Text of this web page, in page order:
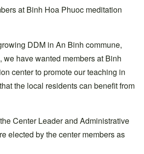
at Binh Hoa Phuoc meditation
DDM in An Binh commune,
have wanted members at Binh
center to promote our teaching in
the local residents can benefit from
Center Leader and Administrative
elected by the center members as